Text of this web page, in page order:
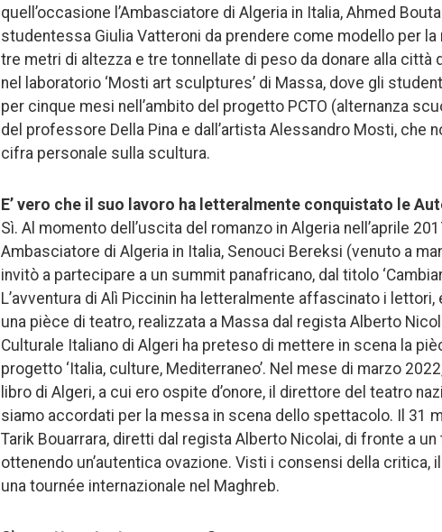
quell’occasione l’Ambasciatore di Algeria in Italia, Ahmed
studentessa Giulia Vatteroni da prendere come modello per
tre metri di altezza e tre tonnellate di peso da donare alla città
nel laboratorio ‘Mosti art sculptures’ di Massa, dove gli
per cinque mesi nell’ambito del progetto PCTO (alternanza
del professore Della Pina e dall’artista Alessandro Mosti, che
cifra personale sulla scultura.
E’ vero che il suo lavoro ha letteralmente conquistato le
Sì. Al momento dell’uscita del romanzo in Algeria nell’aprile
Ambasciatore di Algeria in Italia, Senouci Bereksi (venuto a
invitò a partecipare a un summit panafricano, dal titolo
L’avventura di Alì Piccinin ha letteralmente affascinato i
una pièce di teatro, realizzata a Massa dal regista Alberto
Culturale Italiano di Algeri ha preteso di mettere in scena la
progetto ‘Italia, culture, Mediterraneo’. Nel mese di marzo
libro di Algeri, a cui ero ospite d’onore, il direttore del teatro
siamo accordati per la messa in scena dello spettacolo. Il 31
Tarik Bouarrara, diretti dal regista Alberto Nicolai, di fronte a
ottenendo un’autentica ovazione. Visti i consensi della critica,
una tournée internazionale nel Maghreb.